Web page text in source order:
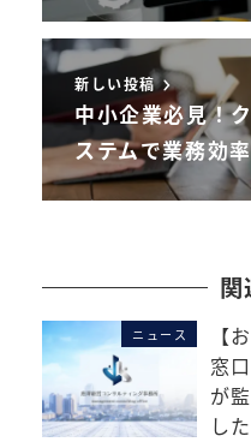
新しい投稿
中小企業必見！
ステムで業務効
ニュース
【
窓
が
した